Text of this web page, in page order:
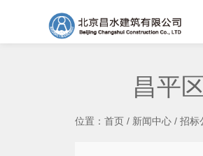
昌平
位置： 首页 / 新闻中心 / 招标